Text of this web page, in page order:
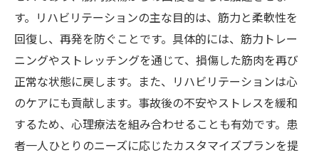
す。リハビリテーションの主な目的は、筋力と柔軟性を
回復し、再発を防ぐことです。具体的には、筋力トレー
ニングやストレッチングを通じて、損傷した筋肉を再び
正常な状態に戻します。また、リハビリテーションは心
のケアにも貢献します。事故後の不安やストレスを緩和
するため、心理療法を組み合わせることも有効です。患
者一人ひとりのニーズに応じたカスタマイズプランを提